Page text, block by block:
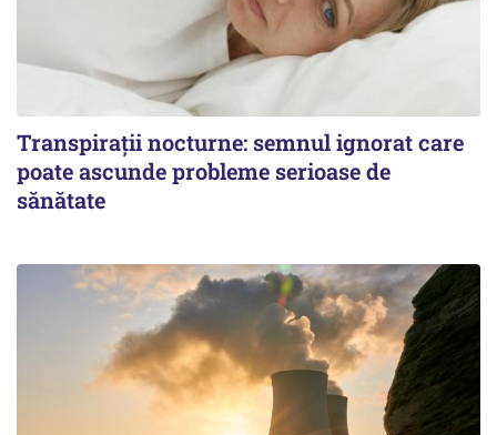
Transpirații nocturne: semnul ignorat care
poate ascunde probleme serioase de
sănătate